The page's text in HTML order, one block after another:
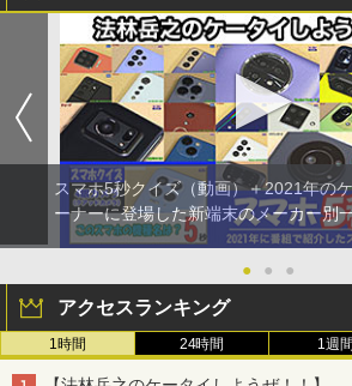
スマホ5秒クイズ（動画）＋2021年の
ーナーに登場した新端末のメーカー別
● ● ●
アクセスランキング
1時間 24時間 1週間